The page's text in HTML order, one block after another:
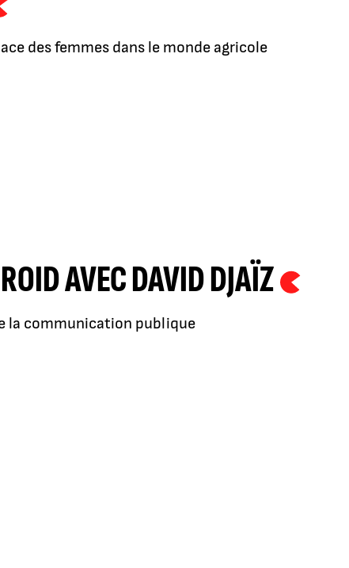
des femmes dans le monde agricole
AVEC DAVID DJAÏZ
la communication publique